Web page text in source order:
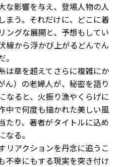
な影響を与え、登場人物の人
まう。それだけに、どこに着
ングな展開と、予想もしてい
線から浮かび上がるどんでん
は章を超えてさらに複雑にか
ん）の老婦人が、秘密を語り
なると、火振り漁やくらげに
中で何度も描かれた美しい風
たり、著者がタイトルに込め
る。
リアクションを丹念に追うこ
不幸にもする現実を突き付け